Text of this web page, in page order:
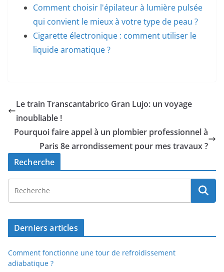
Comment choisir l'épilateur à lumière pulsée
qui convient le mieux à votre type de peau ?
Cigarette électronique : comment utiliser le
liquide aromatique ?
Le train Transcantabrico Gran Lujo: un voyage
inoubliable !
Pourquoi faire appel à un plombier professionnel à
Paris 8e arrondissement pour mes travaux ?
Recherche
Derniers articles
Comment fonctionne une tour de refroidissement
adiabatique ?